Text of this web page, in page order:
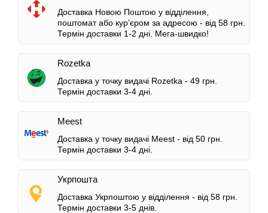
Доставка Новою Поштою у відділення,
поштомат або кур’єром за адресою - від 58 грн.
Термін доставки 1-2 дні. Мега-швидко!
Rozetka
Доставка у точку видачі Rozetka - 49 грн.
Термін доставки 3-4 дні.
Meest
Доставка у точку видачі Meest - від 50 грн.
Термін доставки 3-4 дні.
Укрпошта
Доставка Укрпоштою у відділення - від 58 грн.
Термін доставки 3-5 днів.